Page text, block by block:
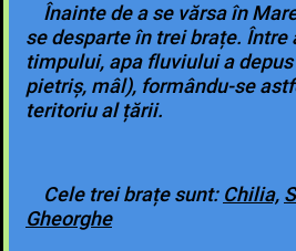
Înainte de a se vărsa în
se desparte în trei brațe. Între
timpului, apa fluviului a
pietriș, mâl), formându-se
teritoriu al țării.
Cele trei brațe sunt: Chilia,
Gheorghe